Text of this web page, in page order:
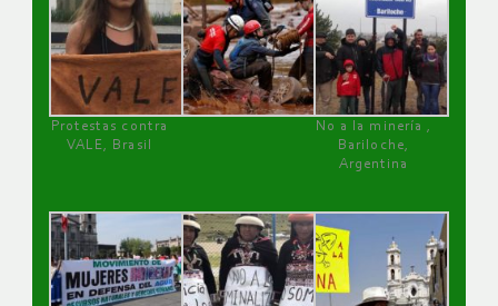
Protestas contra
VALE, Brasil
No a la minería ,
Bariloche,
Argentina